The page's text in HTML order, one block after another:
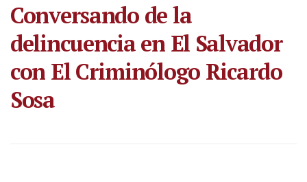
Conversando de la
delincuencia en El Salvador
con El Criminólogo Ricardo
Sosa